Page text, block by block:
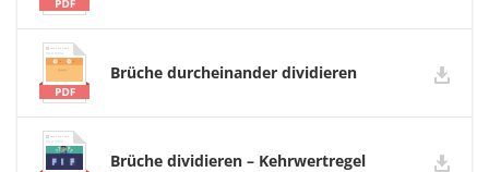
Brüche durcheinander dividieren
Brüche dividieren – Kehrwertregel